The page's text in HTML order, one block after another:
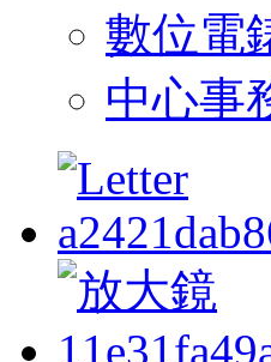
數位電
中心事